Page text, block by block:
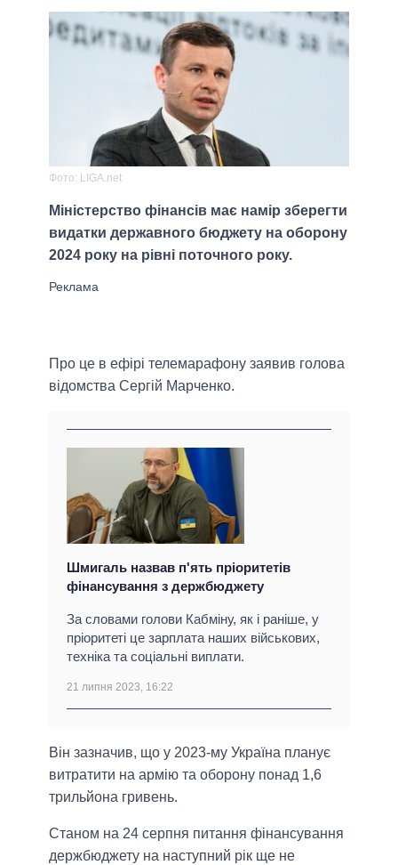
Фото: LIGA.net
Міністерство фінансів має намір зберегти
видатки державного бюджету на оборону
2024 року на рівні поточного року.
Про це в ефірі телемарафону заявив голова
відомства Сергій Марченко.
Шмигаль назвав п'ять пріоритетів
фінансування з держбюджету
За словами голови Кабміну, як і раніше, у
пріоритеті це зарплата наших військових,
техніка та соціальні виплати.
21 липня 2023, 16:22
Він зазначив, що у 2023-му Україна планує
витратити на армію та оборону понад 1,6
трильйона гривень.
Станом на 24 серпня питання фінансування
держбюджету на наступний рік ще не